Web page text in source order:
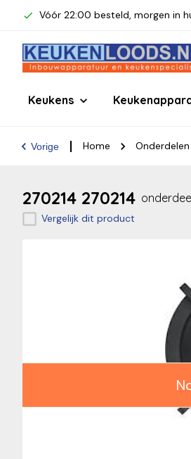
Vóór 22:00 besteld, morgen in
Keukens
Vorige Home Onderdelen
270214 270214
Vergelijk dit product